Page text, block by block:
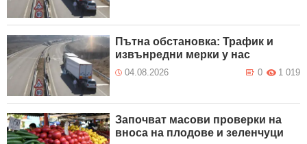
Пътна обстановка: Трафик и
извънредни мерки у нас
04.08.2026 1 019
0
Започват масови проверки на
вноса на плодове и зеленчуци